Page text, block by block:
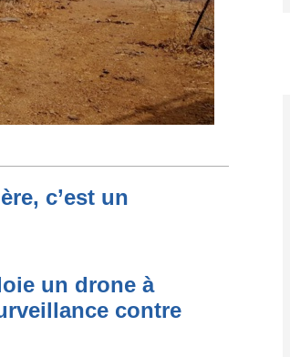
c’est un
un drone à
contre